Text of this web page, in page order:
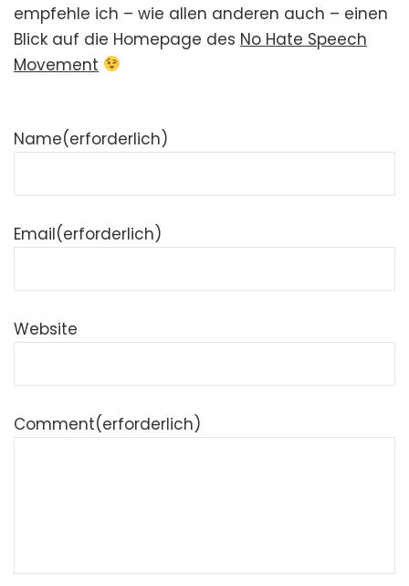
empfehle ich – wie allen anderen auch – einen
Blick auf die Homepage des No Hate Speech
Movement
Name(erforderlich)
Email(erforderlich)
Website
Comment(erforderlich)